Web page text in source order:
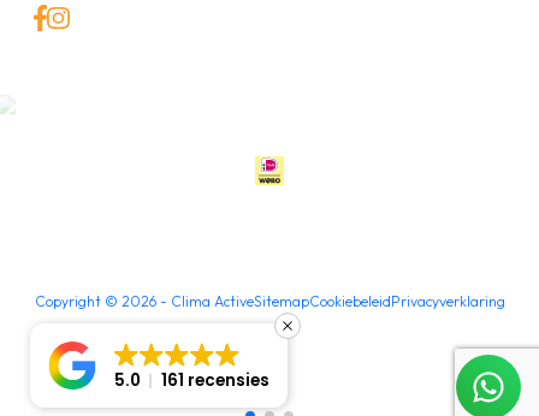
5.0 161 recensies
Copyright © 2026- Clima ActiveSitemapCookiebeleidPrivacyverklaring